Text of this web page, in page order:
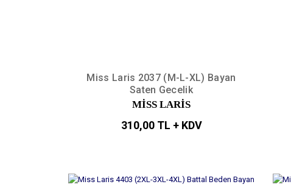
Miss Laris 2037 (M-L-XL) Bayan
Saten Gecelik
MİSS LARİS
310,00 TL + KDV